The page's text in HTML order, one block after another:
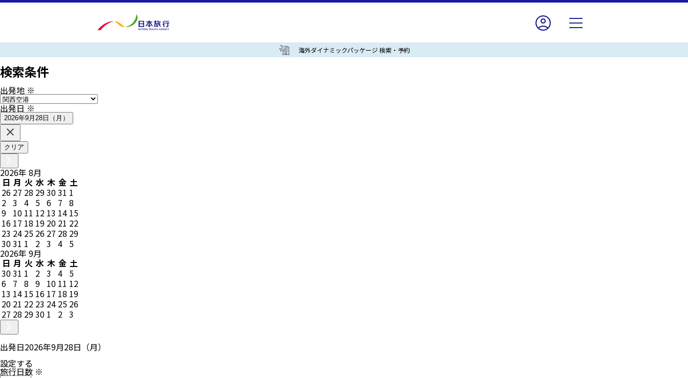
海外ダイナミックパッケージ 検索・予約
検索条件
出発地 ※
出発日※
2026年9月28日（月）
クリア
2026年 8月
日 月 火 水 木 金 土
26 27 28 293031 1
2 3 4 5 6 7 8
9 10 11 12 13 14 15
16 17 18 19 20 21 22
23 24 25 26 27 28 29
3031 1 2 3 4 5
2026年 9月
日 月 火 水 木 金 土
3031 1 2 3 4 5
6 7 8 9 10 11 12
13 14 15 16 17 18 19
20 21 22 23 24 25 26
27 28 2930 1 2 3
出発日2026年9月28日（月）
設定する
旅行日数 ※